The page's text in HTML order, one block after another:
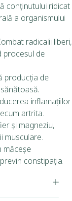
conținutului ridicat
a organismului
radicalii liberi,
procesul de
producția de
inflamațiilor
artrita.
și magneziu,
musculare.
măceșe
constipația.